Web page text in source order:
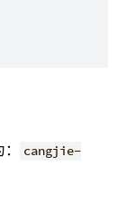
cangjie-